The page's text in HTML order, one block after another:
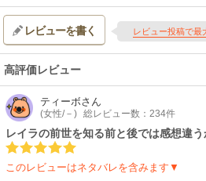
レビューを書く レビュー投稿で最
高評価レビュー
ティーボさん
(女性/－) 総レビュー数：234件
レイラの前世を知る前と後では感想違う
このレビューはネタバレを含みます▼